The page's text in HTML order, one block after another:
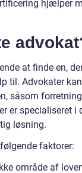
hjælper
at finde en,
til. Advokater kan
såsom
er specialiseret i
løsning.
faktorer:
område af